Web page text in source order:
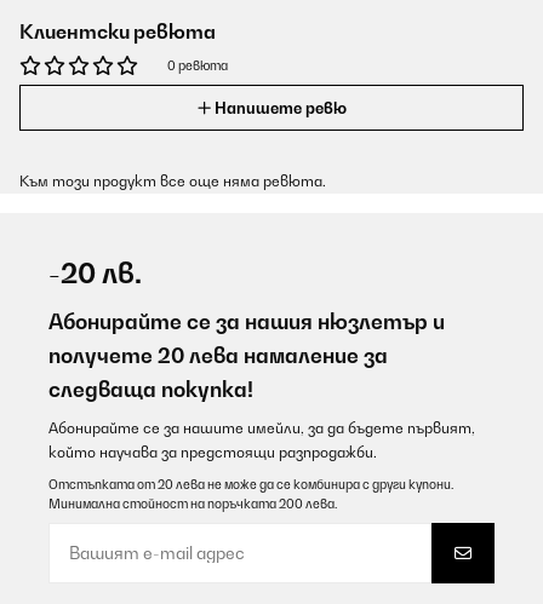
Клиентски ревюта
0 ревюта
Напишете ревю
Към този продукт все още няма ревюта.
-20 лв.
Абонирайте се за нашия нюзлетър и
получете 20 лева намаление за
следваща покупка!
Абонирайте се за нашите имейли, за да бъдете първият,
който научава за предстоящи разпродажби.
Отстъпката от 20 лева не може да се комбинира с други купони.
Минимална стойност на поръчката 200 лева.